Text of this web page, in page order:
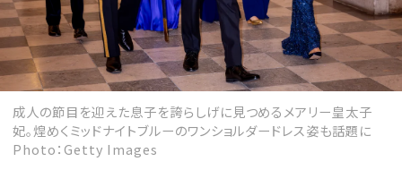
成人の節目を迎えた息子を誇らしげに見つめるメアリー皇太子
妃。煌めくミッドナイトブルーのワンショルダードレス姿も話題に
Photo：Getty Images